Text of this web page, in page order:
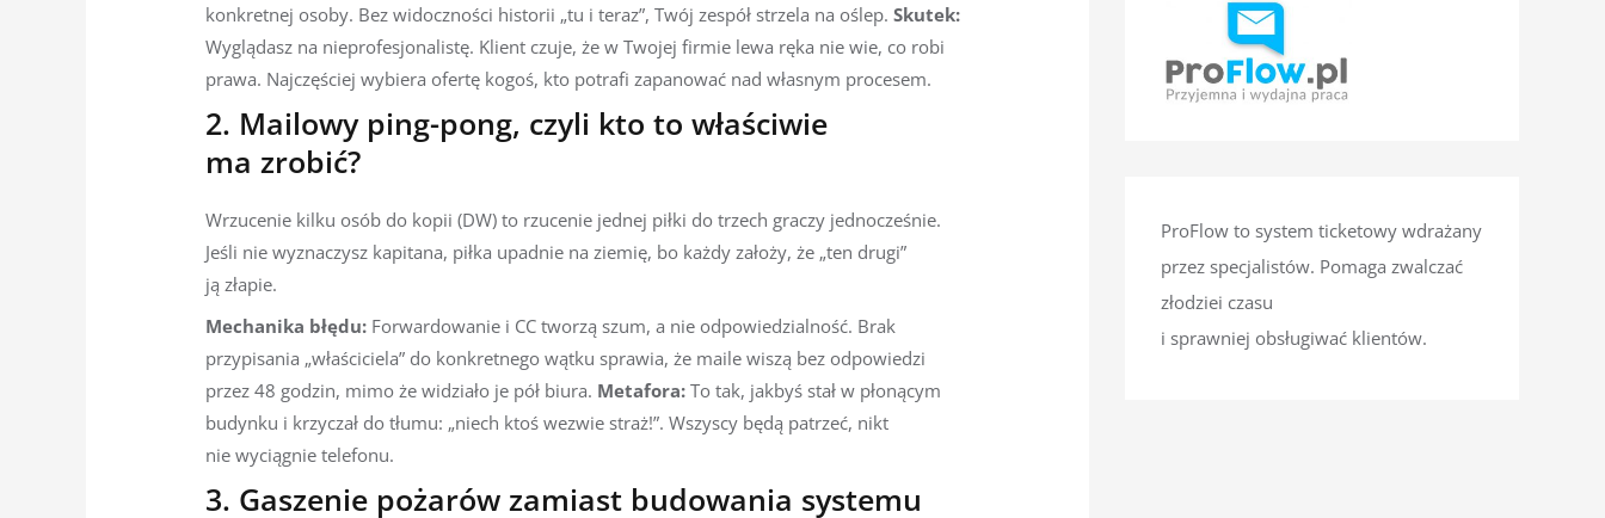
konkretnej osoby. Bez widoczności historii „tu i teraz”, Twój zespół strzela na oślep.Skutek:
Wyglądasz na nieprofesjonalistę. Klient czuje, że w Twojej firmie lewa ręka nie wie, co robi
prawa. Najczęściej wybiera ofertę kogoś, kto potrafi zapanować nad własnym procesem.
2. Mailowy ping-pong, czyli kto to właściwie
ma zrobić?
Wrzucenie kilku osób do kopii (DW) to rzucenie jednej piłki do trzech graczy jednocześnie.
Jeśli nie wyznaczysz kapitana, piłka upadnie na ziemię, bo każdy założy, że „ten drugi”
ją złapie.
Mechanika błędu: Forwardowanie i CC tworzą szum, a nie odpowiedzialność. Brak
przypisania „właściciela” do konkretnego wątku sprawia, że maile wiszą bez odpowiedzi
przez 48 godzin, mimo że widziało je pół biura. Metafora: To tak, jakbyś stał w płonącym
budynku i krzyczał do tłumu: „niech ktoś wezwie straż!”. Wszyscy będą patrzeć, nikt
nie wyciągnie telefonu.
3. Gaszenie pożarów zamiast budowania systemu
ProFlow to system ticketowy wdrażany
przez specjalistów. Pomaga zwalczać
złodziei czasu
i sprawniej obsługiwać klientów.